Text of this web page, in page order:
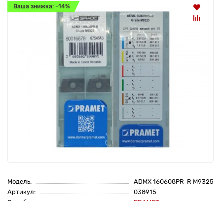
Ваша знижка: -14%
Модель:
ADMX 160608PR-R M9325
Артикул:
038915